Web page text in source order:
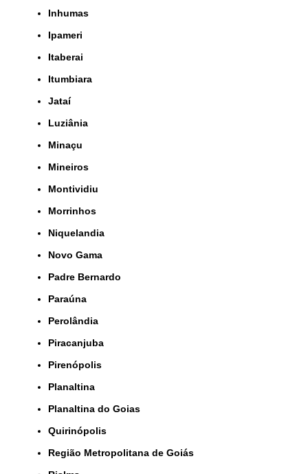
Inhumas
Ipameri
Itaberai
Itumbiara
Jataí
Luziânia
Minaçu
Mineiros
Montividiu
Morrinhos
Niquelandia
Novo Gama
Padre Bernardo
Paraúna
Perolândia
Piracanjuba
Pirenópolis
Planaltina
Planaltina do Goias
Quirinópolis
Região Metropolitana de Goiás